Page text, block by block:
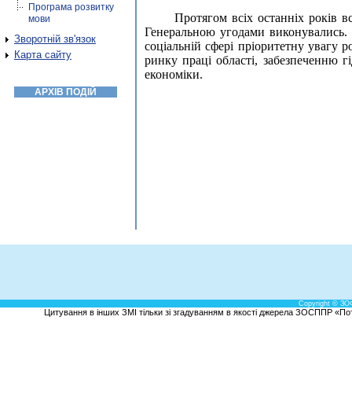
Програма розвитку
мови
Зворотній зв'язок
Карта сайту
АРХІВ ПОДІЙ
Протягом всіх останніх років
Генеральною угодами виконувались.
соціальній сфері пріоритетну увагу
ринку праці області, забезпеченню
економіки.
Copyright ©
Цитування в інших ЗМІ тільки зі згадуванням в якості джерела ЗОСППР